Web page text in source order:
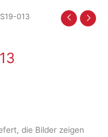
013
die Bilder zeigen